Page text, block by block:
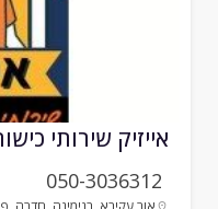
שירותי כישורי
050-3036312